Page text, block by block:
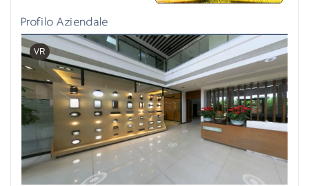
Profilo Aziendale
VR